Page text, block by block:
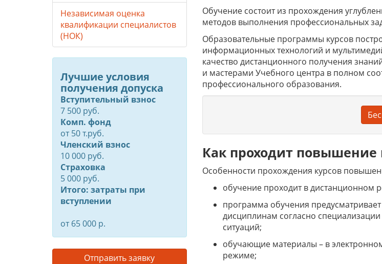
Обучение состоит из прохождения
методов выполнения профессиональных
Образовательные программы курсов
информационных технологий и
качество дистанционного получения
и мастерами Учебного центра в полном
профессионального образования.
Как проходит
Особенности прохождения курсов
обучение проходит в дистанционном
программа обучения
дисциплинам согласно
ситуаций;
обучающие материалы – в
режиме;
Независимая оценка
квалификации специалистов
(НОК)
Лучшие условия
получения допуска
Вступительный взнос
7 500 руб.
Комп. фонд
от50т.руб.
Членский взнос
10 000 руб.
Страховка
5 000 руб.
Итого: затраты при
вступлении
от 65 000 р.
Отправить заявку